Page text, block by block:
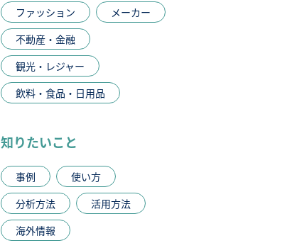
ファッション
メーカー
不動産・金融
観光・レジャー
飲料・食品・日用品
知りたいこと
事例
使い方
分析方法
活用方法
海外情報